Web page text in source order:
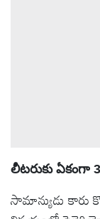
లీటరుకు
సామాన్యుడు కారు